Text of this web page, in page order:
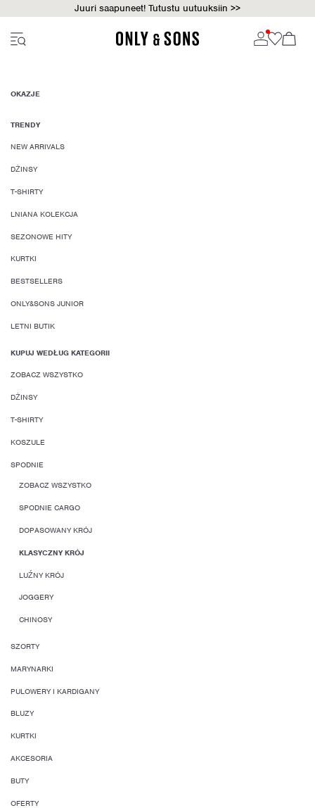
Juuri saapuneet! Tutustu uutuuksiin >>
OKAZJE
TRENDY
NEW ARRIVALS
DŻINSY
T-SHIRTY
LNIANA KOLEKCJA
SEZONOWE HITY
KURTKI
BESTSELLERS
ONLY&SONS JUNIOR
LETNI BUTIK
KUPUJ WEDŁUG KATEGORII
ZOBACZ WSZYSTKO
DŻINSY
T-SHIRTY
KOSZULE
SPODNIE
ZOBACZ WSZYSTKO
SPODNIE CARGO
DOPASOWANY KRÓJ
KLASYCZNY KRÓJ
LUŹNY KRÓJ
JOGGERY
CHINOSY
SZORTY
MARYNARKI
PULOWERY I KARDIGANY
BLUZY
KURTKI
AKCESORIA
BUTY
OFERTY